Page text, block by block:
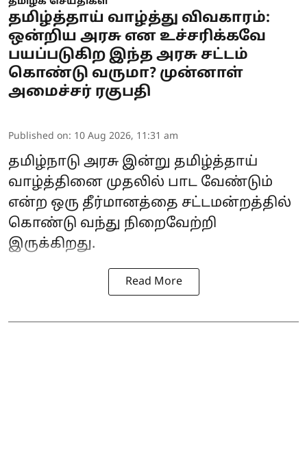
தமிழ்த்தாய் வாழ்த்து விவகாரம்:
ஒன்றிய அரசு என உச்சரிக்கவே
பயப்படுகிற இந்த அரசு சட்டம்
கொண்டு வருமா? முன்னாள்
அமைச்சர் ரகுபதி
Published on: 10 Aug 2026, 11:31 am
தமிழ்நாடு அரசு இன்று தமிழ்த்தாய்
வாழ்த்தினை முதலில் பாட வேண்டும்
என்ற ஒரு தீர்மானத்தை சட்டமன்றத்தில்
கொண்டு வந்து நிறைவேற்றி
இருக்கிறது.
Read More